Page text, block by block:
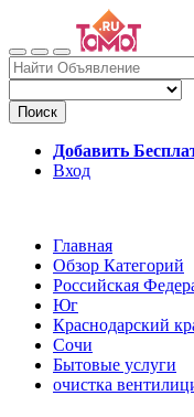
Поиск
Добавить
Вход
Главная
Обзор Категорий
Российская
Юг
Краснодарский
Сочи
Бытовые услуги
очистка